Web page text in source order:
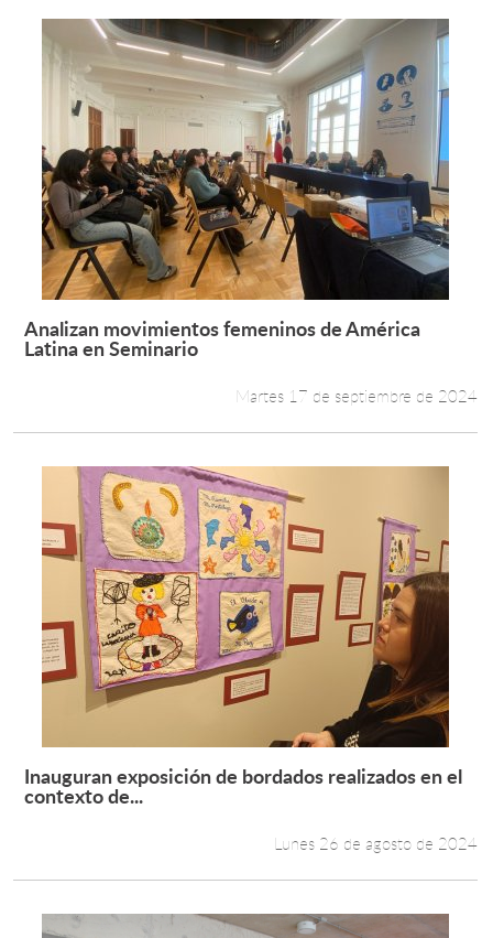
Leer más +
Analizan movimientos femeninos de América
Latina en Seminario
Martes 17 de septiembre de 2024
Leer más +
Inauguran exposición de bordados realizados en el
contexto de...
Lunes 26 de agosto de 2024